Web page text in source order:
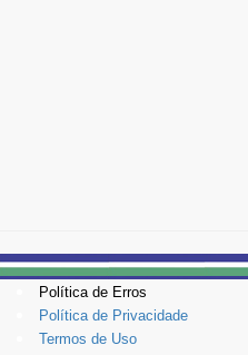
Política de Erros
Política de Privacidade
Termos de Uso